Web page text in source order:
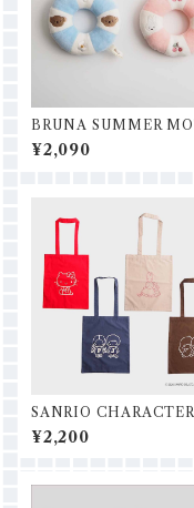
BRUNA SUMMER
MINI 浮き輪型チャーム
¥2,090
SANRIO
トートバッグ
¥2,200